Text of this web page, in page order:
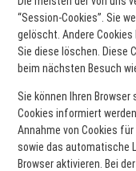
“Session-Cookies”. Sie
gelöscht. Andere
Sie diese löschen. Diese
beim nächsten Besuch
Sie können Ihren
Cookies informiert
Annahme von Cookies
sowie das automatische
Browser aktivieren. Bei